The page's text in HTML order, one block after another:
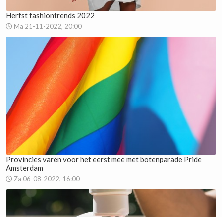
Herfst fashiontrends 2022
Ma 21-11-2022, 20:00
Provincies varen voor het eerst mee met botenparade Pride
Amsterdam
Za 06-08-2022, 16:00